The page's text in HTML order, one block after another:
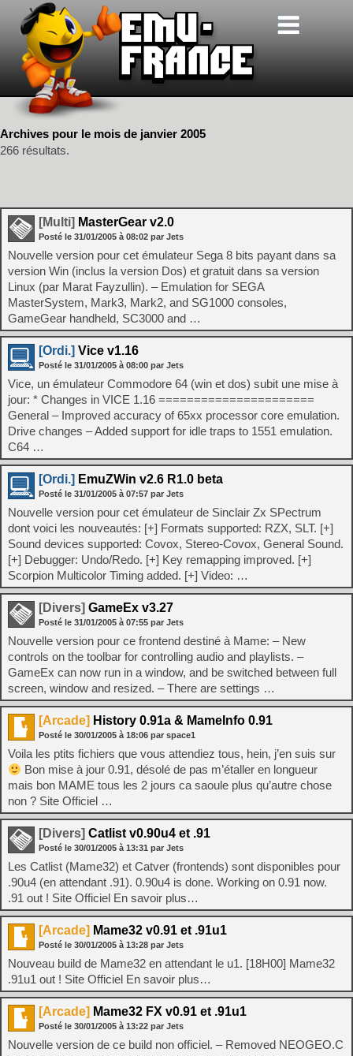
Archives pour le mois de janvier 2005
266 résultats.
[Multi] MasterGear v2.0
Posté le 31/01/2005 à 08:02 par Jets
Nouvelle version pour cet émulateur Sega 8 bits payant dans sa
version Win (inclus la version Dos) et gratuit dans sa version
Linux (par Marat Fayzullin). – Emulation for SEGA
MasterSystem, Mark3, Mark2, and SG1000 consoles,
GameGear handheld, SC3000 and …
[Ordi.] Vice v1.16
Posté le 31/01/2005 à 08:00 par Jets
Vice, un émulateur Commodore 64 (win et dos) subit une mise à
jour: * Changes in VICE 1.16 ======================
General – Improved accuracy of 65xx processor core emulation.
Drive changes – Added support for idle traps to 1551 emulation.
C64 …
[Ordi.] EmuZWin v2.6 R1.0 beta
Posté le 31/01/2005 à 07:57 par Jets
Nouvelle version pour cet émulateur de Sinclair Zx SPectrum
dont voici les nouveautés: [+] Formats supported: RZX, SLT. [+]
Sound devices supported: Covox, Stereo-Covox, General Sound.
[+] Debugger: Undo/Redo. [+] Key remapping improved. [+]
Scorpion Multicolor Timing added. [+] Video: …
[Divers] GameEx v3.27
Posté le 31/01/2005 à 07:55 par Jets
Nouvelle version pour ce frontend destiné à Mame: – New
controls on the toolbar for controlling audio and playlists. –
GameEx can now run in a window, and be switched between full
screen, window and resized. – There are settings …
[Arcade] History 0.91a & MameInfo 0.91
Posté le 30/01/2005 à 18:06 par space1
Voila les ptits fichiers que vous attendiez tous, hein, j’en suis sur
Bon mise à jour 0.91, désolé de pas m’étaller en longueur
mais bon MAME tous les 2 jours ca saoule plus qu’autre chose
non ? Site Officiel …
[Divers] Catlist v0.90u4 et .91
Posté le 30/01/2005 à 13:31 par Jets
Les Catlist (Mame32) et Catver (frontends) sont disponibles pour
.90u4 (en attendant .91). 0.90u4 is done. Working on 0.91 now.
.91 out ! Site Officiel En savoir plus…
[Arcade] Mame32 v0.91 et .91u1
Posté le 30/01/2005 à 13:28 par Jets
Nouveau build de Mame32 en attendant le u1. [18H00] Mame32
.91u1 out ! Site Officiel En savoir plus…
[Arcade] Mame32 FX v0.91 et .91u1
Posté le 30/01/2005 à 13:22 par Jets
Nouvelle version de ce build non officiel. – Removed NEOGEO.C